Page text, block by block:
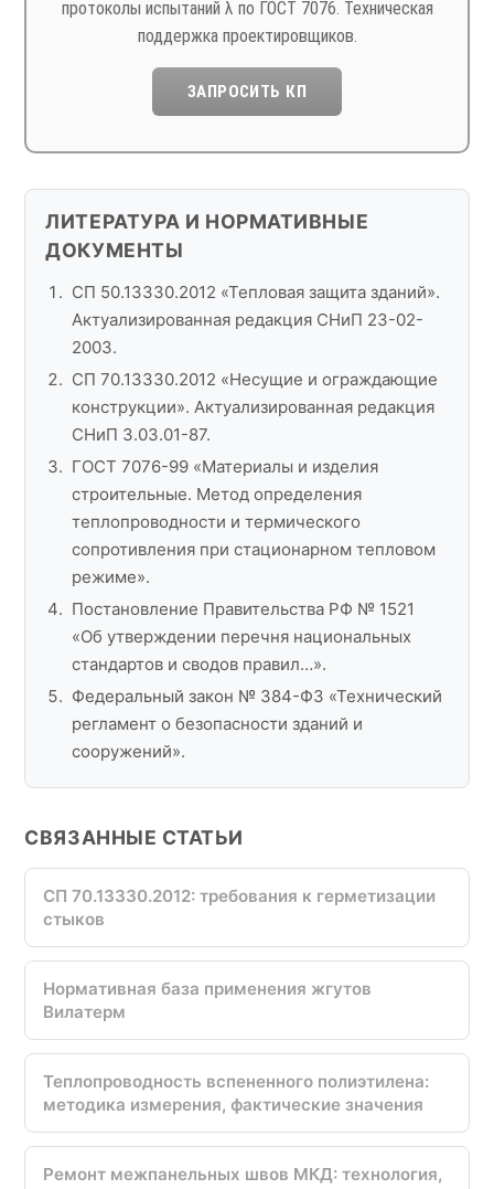
протоколы испытаний λ по ГОСТ 7076. Техническая
поддержка проектировщиков.
ЗАПРОСИТЬ КП
ЛИТЕРАТУРА И НОРМАТИВНЫЕ
ДОКУМЕНТЫ
СП 50.13330.2012 «Тепловая защита зданий».
Актуализированная редакция СНиП 23-02-
2003.
СП 70.13330.2012 «Несущие и ограждающие
конструкции». Актуализированная редакция
СНиП 3.03.01-87.
ГОСТ 7076-99 «Материалы и изделия
строительные. Метод определения
теплопроводности и термического
сопротивления при стационарном тепловом
режиме».
Постановление Правительства РФ № 1521
«Об утверждении перечня национальных
стандартов и сводов правил…».
Федеральный закон № 384-ФЗ «Технический
регламент о безопасности зданий и
сооружений».
СВЯЗАННЫЕ СТАТЬИ
СП 70.13330.2012: требования к герметизации
стыков
Нормативная база применения жгутов
Вилатерм
Теплопроводность вспененного полиэтилена:
методика измерения, фактические значения
Ремонт межпанельных швов МКД: технология,